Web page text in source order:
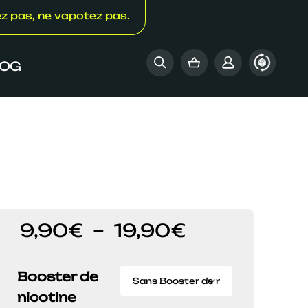
pas, ne vapotez pas.
9,90€ – 19,90€Plage
9,90€
Booster de
nicotine